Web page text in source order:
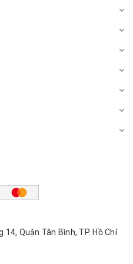
Quận Tân Bình, TP. Hồ Chí